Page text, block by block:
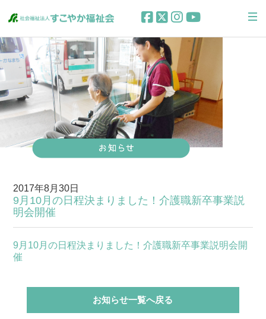
2017年8月30日
9月10月の日程決まりました！介護職新卒事業説
明会開催
9月10月の日程決まりました！介護職新卒事業説明会開
催
お知らせ一覧へ戻る